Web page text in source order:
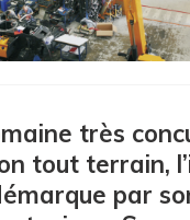
très
tout terrain,
par